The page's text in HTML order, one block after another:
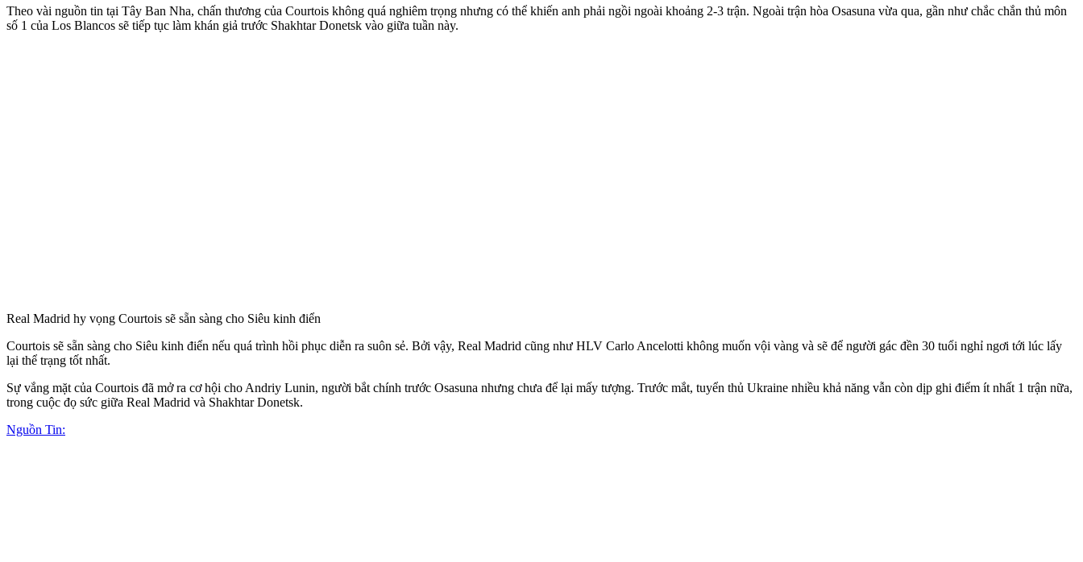
Theo vài nguồn tin tại Tây Ban Nha, chấn thương của Courtois không quá nghiêm trọng nhưng có thể khiến anh phải ngồi ngoài khoảng 2-3 trận. Ngoài trận hòa Osasuna vừa qua, gần như chắc chắn thủ môn
số 1 của Los Blancos sẽ tiếp tục làm khán giả trước Shakhtar Donetsk vào giữa tuần này.
Real Madrid hy vọng Courtois sẽ sẵn sàng cho Siêu kinh điển
Courtois sẽ sẵn sàng cho Siêu kinh điển nếu quá trình hồi phục diễn ra suôn sẻ. Bởi vậy, Real Madrid cũng như HLV Carlo Ancelotti không muốn vội vàng và sẽ để người gác đền 30 tuổi nghỉ ngơi tới lúc lấy
lại thể trạng tốt nhất.
Sự vắng mặt của Courtois đã mở ra cơ hội cho Andriy Lunin, người bắt chính trước Osasuna nhưng chưa để lại mấy tượng. Trước mắt, tuyển thủ Ukraine nhiều khả năng vẫn còn dịp ghi điểm ít nhất 1 trận nữa,
trong cuộc đọ sức giữa Real Madrid và Shakhtar Donetsk.
Nguồn Tin: